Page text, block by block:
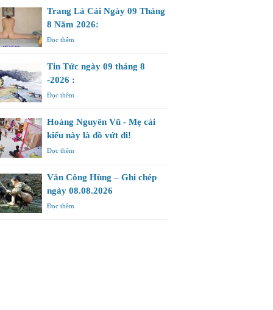
Trang Lá Cải Ngày 09 Tháng
8 Năm 2026:
Đọc thêm
Tin Tức ngày 09 tháng 8
-2026 :
Đọc thêm
Hoàng Nguyên Vũ - Mẹ cái
kiểu này là đồ vứt đi!
Đọc thêm
Văn Công Hùng – Ghi chép
ngày 08.08.2026
Đọc thêm